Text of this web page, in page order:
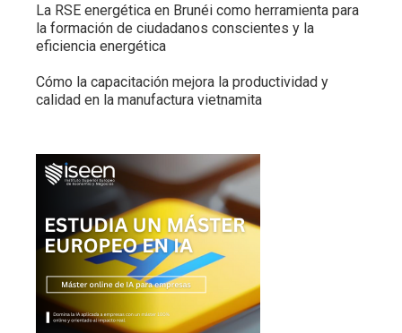
La RSE energética en Brunéi como herramienta para
la formación de ciudadanos conscientes y la
eficiencia energética
Cómo la capacitación mejora la productividad y
calidad en la manufactura vietnamita